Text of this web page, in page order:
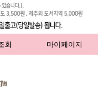
회 마이페이지